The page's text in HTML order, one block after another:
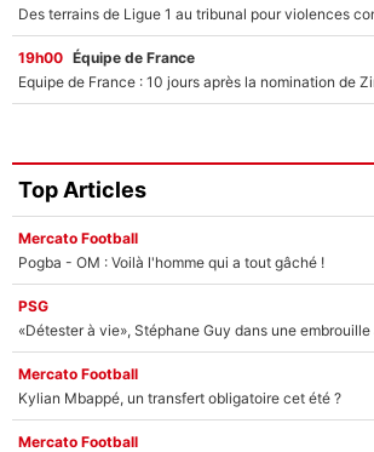
19h00 Équipe de France
Top Articles
Mercato Football
Pogba - OM : Voilà l'homme qui a tout gâché !
PSG
«Détester à vie», Stéphane Guy dans une embrouille
Mercato Football
Kylian Mbappé, un transfert obligatoire cet été ?
Mercato Football